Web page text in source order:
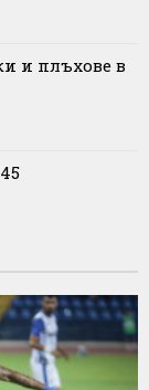
и плъхове в